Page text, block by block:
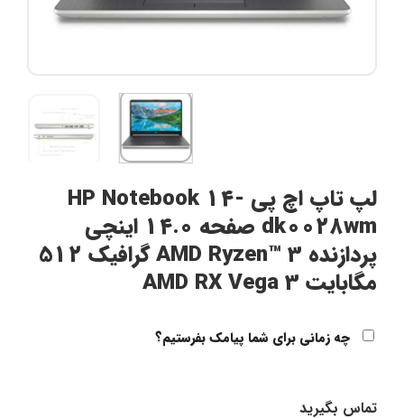
لپ تاپ اچ پی HP Notebook 14-
dk0028wm صفحه 14.0 اینچی
پردازنده AMD Ryzen™ 3 گرافیک 512
مگابایت AMD RX Vega 3
چه زمانی برای شما پیامک بفرستیم؟
تماس بگیرید